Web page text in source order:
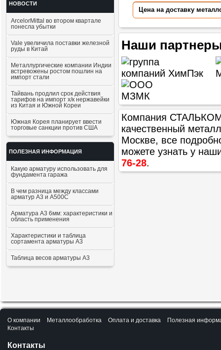
НОВОСТИ
ArcelorMittal во втором квартале
понесла убытки
Vale увеличила поставки железной
руды в Китай
Металлургические компании Индии
встревожены ростом пошлин на
импорт стали
Тайвань продлил срок действия
тарифов на импорт х/к нержавейки
из Китая и Южной Кореи
Южная Корея планирует ввести
торговые санкции против США
ПОЛЕЗНАЯ ИНФОРМАЦИЯ
Какую арматуру использовать для
фундамента гаража
В чем разница между классами
арматур А3 и А500С
Арматура А3 6мм: характеристики и
область применения
Характеристики и таблица
сортамента арматуры А3
Таблица весов арматуры А3
Цена на доставку
Наши
Компания СТАЛЬКОМ
качественный
Москве, все
можете узнать у
76-28.
О компании Металлообработка Оплата и доставка
Полезная
Контакты
Контакты